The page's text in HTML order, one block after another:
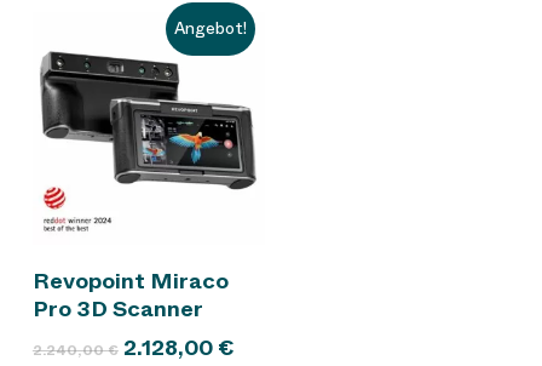
Angebot!
In den Warenkorb
Revopoint Miraco
Pro 3D Scanner
2.240,00€ Ursprünglicher
2.128,00€Aktueller